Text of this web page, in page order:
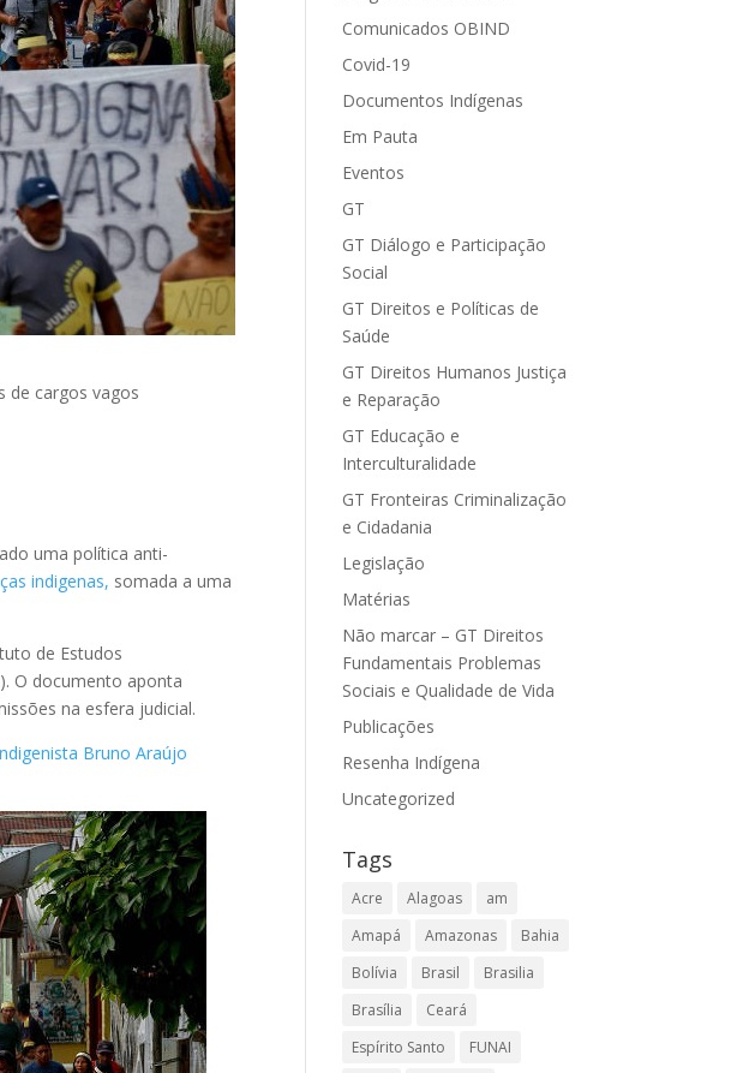
de cargos vagos
uma política anti-
indigenas, somada a uma
de Estudos
O documento aponta
na esfera judicial.
Bruno Araújo
Comunicados OBIND
Covid-19
Documentos Indígenas
Em Pauta
Eventos
GT
GT Diálogo e Participação
Social
GT Direitos e Políticas de
Saúde
GT Direitos Humanos Justiça
e Reparação
GT Educação e
Interculturalidade
GT Fronteiras Criminalização
e Cidadania
Legislação
Matérias
Não marcar – GT Direitos
Fundamentais Problemas
Sociais e Qualidade de Vida
Publicações
Resenha Indígena
Uncategorized
Tags
Acre Alagoas
am
Amapá
Amazonas
Bahia
Bolívia
Brasil
Brasilia
Brasília
Ceará
Espírito Santo
FUNAI